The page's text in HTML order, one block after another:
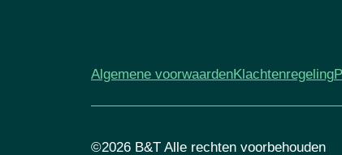
Algemene voorwaardenKlachtenregeling
©2026 B&T Alle rechten voorbehouden